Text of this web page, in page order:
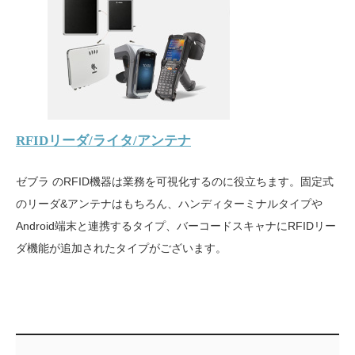
RFIDリーダ/ライタ/アンテナ
ゼブラ のRFID機器は業務を可視化するのに役立ちます。固定式
のリーダ&アンテナはもちろん、ハンディターミナルタイプや
Android端末と連携するタイプ、バーコードスキャナにRFIDリー
ダ機能が追加されたタイプがございます。